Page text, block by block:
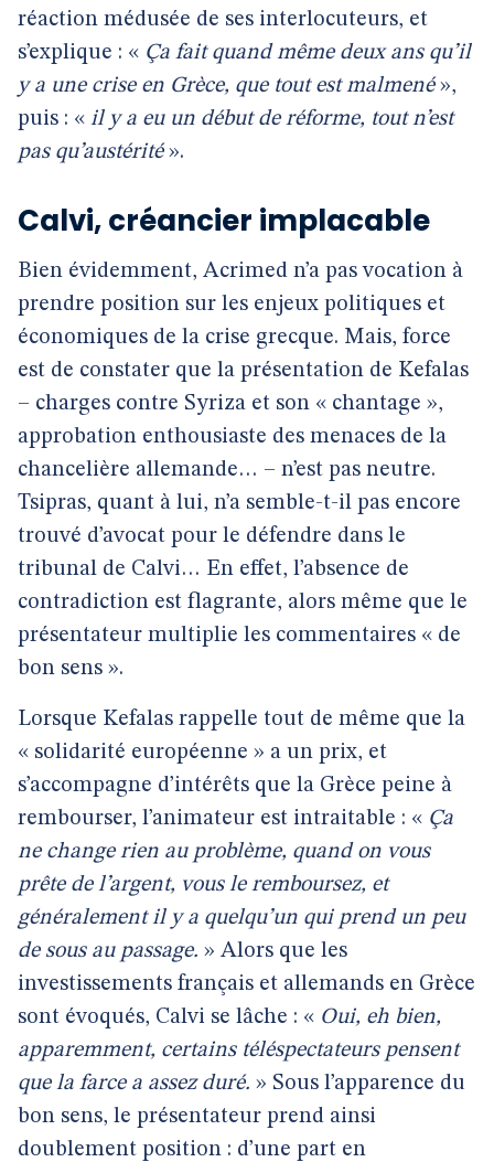
réaction médusée de ses interlocuteurs, et
s’explique : « Ça fait quand même deux ans qu’il
y a une crise en Grèce, que tout est malmené»,
puis : « il y a eu un début de réforme, tout n’est
pas qu’austérité».
Calvi, créancier implacable
Bien évidemment, Acrimed n’a pas vocation à
prendre position sur les enjeux politiques et
économiques de la crise grecque. Mais, force
est de constater que la présentation de Kefalas
– charges contre Syriza et son « chantage »,
approbation enthousiaste des menaces de la
chancelière allemande… – n’est pas neutre.
Tsipras, quant à lui, n’a semble-t-il pas encore
trouvé d’avocat pour le défendre dans le
tribunal de Calvi… En effet, l’absence de
contradiction est flagrante, alors même que le
présentateur multiplie les commentaires « de
bon sens ».
Lorsque Kefalas rappelle tout de même que la
« solidarité européenne » a un prix, et
s’accompagne d’intérêts que la Grèce peine à
rembourser, l’animateur est intraitable : « Ça
ne change rien au problème, quand on vous
prête de l’argent, vous le remboursez, et
généralement il y a quelqu’un qui prend un peu
de sous au passage. » Alors que les
investissements français et allemands en Grèce
sont évoqués, Calvi se lâche : « Oui, eh bien,
apparemment, certains téléspectateurs pensent
que la farce a assez duré. » Sous l’apparence du
bon sens, le présentateur prend ainsi
doublement position : d’une part en